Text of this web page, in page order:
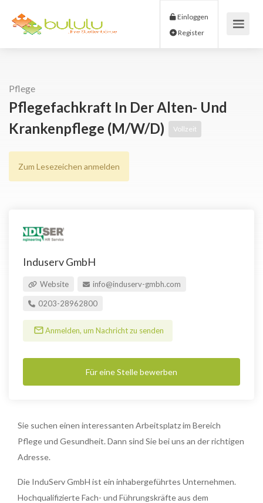
Einloggen
Pflege
Pflegefachkraft In Der Alten- Und
Krankenpflege (m/w/d)
Vollzeit
Zum Lesezeichen anmelden
Induserv GmbH
Website info@induserv-gmbh.com
0203-28962800
Anmelden, um Nachricht zu senden
Für eine Stelle bewerben
Sie suchen einen interessanten Arbeitsplatz im Bereich
Pflege und Gesundheit. Dann sind Sie bei uns an der richtigen
Adresse.
Die InduServ GmbH ist ein inhabergeführtes Unternehmen.
Hochqualifizierte Fach- und Führungskräfte aus dem